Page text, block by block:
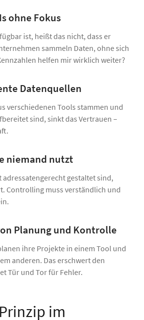
ohne Fokus
ist, heißt das nicht, dass er
sammeln Daten, ohne sich
helfen mir wirklich weiter?
Datenquellen
verschiedenen Tools stammen und
sind, sinkt das Vertrauen –
niemand nutzt
adressatengerecht gestaltet sind,
Controlling muss verständlich und
Planung und Kontrolle
ihre Projekte in einem Tool und
anderen. Das erschwert den
Tür und Tor für Fehler.
im